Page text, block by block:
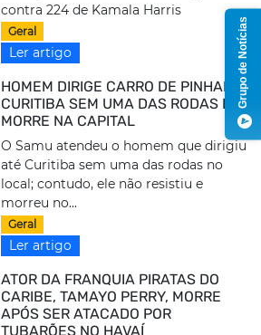
contra 224 de Kamala Harris
Geral
Ler artigo
HOMEM DIRIGE CARRO DE PINHAIS A
CURITIBA SEM UMA DAS RODAS E
MORRE NA CAPITAL
O Samu atendeu o homem que dirigiu
até Curitiba sem uma das rodas no
local; contudo, ele não resistiu e
morreu no...
Geral
Ler artigo
ATOR DA FRANQUIA PIRATAS DO
CARIBE, TAMAYO PERRY, MORRE
APÓS SER ATACADO POR
TUBARÕES NO HAVAÍ
Grupo de Notícias